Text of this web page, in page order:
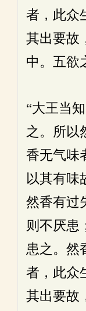
者，此众
其出要故
中。五欲
“大王当
之。所以
香无气味
以其有味
然香有过
则不厌患
患之。然
者，此众
其出要故